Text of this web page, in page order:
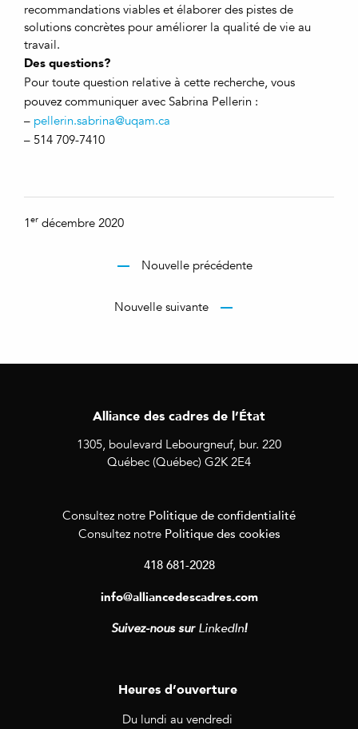
recommandations viables et élaborer des pistes de
solutions concrètes pour améliorer la qualité de vie au
travail.
Des questions?
Pour toute question relative à cette recherche, vous
pouvez communiquer avec Sabrina Pellerin :
– pellerin.sabrina@uqam.ca
– 514 709-7410
1er décembre 2020
Nouvelle précédente
Nouvelle suivante
Alliance des cadres de l’État
1305, boulevard Lebourgneuf, bur. 220
Québec (Québec) G2K 2E4
Consultez notre Politique de confidentialité
Consultez notre Politique des cookies
418 681-2028
info@alliancedescadres.com
Suivez-nous sur LinkedIn!
Heures d’ouverture
Du lundi au vendredi